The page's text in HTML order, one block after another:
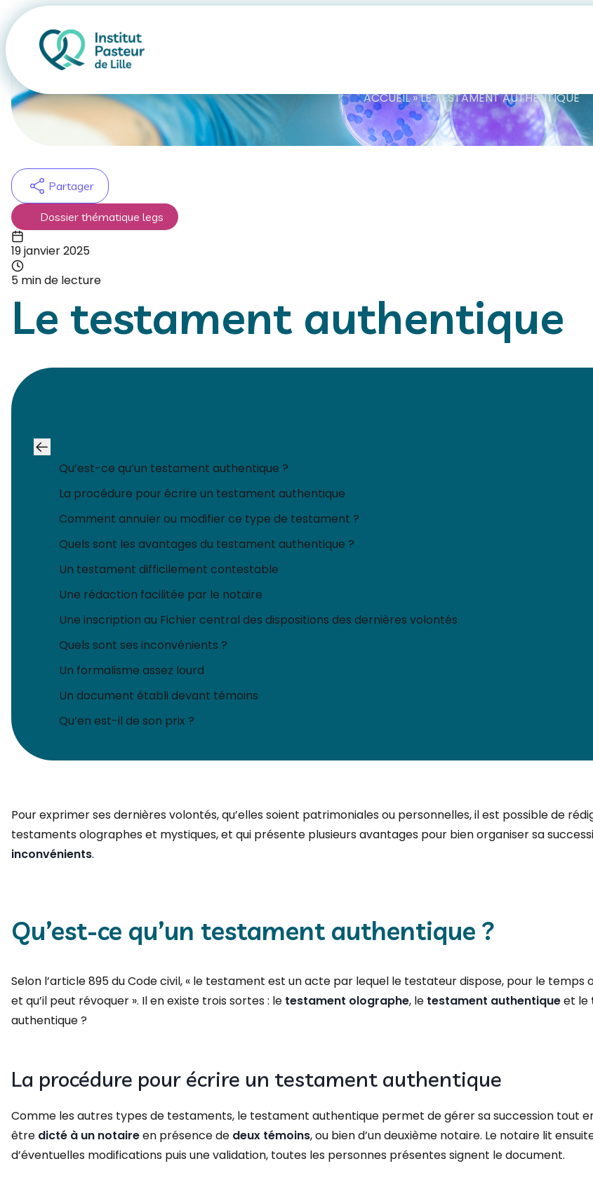
ACCUEIL»LE TESTAMENT AUTHENTIQUE
Partager
Dossier thématique legs
19 janvier 2025
5 min de lecture
Le testament authentique
Qu’est-ce qu’un testament authentique ?
La procédure pour écrire un testament authentique
Comment annuler ou modifier ce type de testament ?
Quels sont les avantages du testament authentique ?
Un testament difficilement contestable​
Une rédaction facilitée par le notaire​
Une inscription au Fichier central des dispositions des dernières volontés​
Quels sont ses inconvénients ?
Un formalisme assez lourd​
Un document établi devant témoins​
Qu’en est-il de son prix ?
Pour exprimer ses dernières volontés, qu’elles soient patrimoniales ou personnelles, il est possible de
testaments olographes et mystiques, et qui présente plusieurs avantages pour bien organiser sa
inconvénients.
Qu’est-ce qu’un testament authentique ?
Selon l’article 895 du Code civil, « le testament est un acte par lequel le testateur dispose, pour le temps
et qu’il peut révoquer ». Il en existe trois sortes : le testament olographe, le testament authentiqueet le
authentique ?
La procédure pour écrire un testament authentique
Comme les autres types de testaments, le testament authentique permet de gérer sa succession tout
être dicté à un notaireen présence de deux témoins, ou bien d’un deuxième notaire. Le notaire lit
d’éventuelles modifications puis une validation, toutes les personnes présentes signent le document.